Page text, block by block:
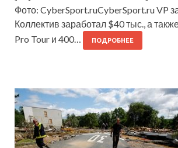
Фото: CyberSport.ruCyberSport.ru VP
Коллектив заработал $40 тыс., а
Pro Tour и 400…
ПОДРОБНЕЕ